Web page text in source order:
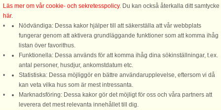
DanCenter A/S - Kronprinsensgade 3, 2. - 1114 København K - Danmark
Tel.: +45 70 13 00 00 - Fax.: +45 70 13 70 70 - Bank: Danske Bank/Stockholm
Bank-giro nr. 5209-6575 - CVR: 67324013
Läs mer om vår cookie- och sekretesspolicy. Du kan också återkalla ditt samtycke
här.
Nödvändiga: Dessa kakor hjälper till att säkerställa att vår webbplats
fungerar genom att aktivera grundläggande funktioner som att komma ihåg
listan över favorithus.
Funktionella: Dessa används för att komma ihåg dina sökinställningar, t.ex.
antal personer, husdjur, ankomstdatum etc.
Statistiska: Dessa möjliggör en bättre användarupplevelse, eftersom vi då
kan veta vilka hus som är mest intressanta.
Marknadsföring: Dessa kakor gör det möjligt för oss och våra partners att
leverera det mest relevanta innehållet till dig.